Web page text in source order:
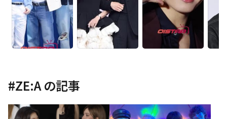
#ZE:A の記事